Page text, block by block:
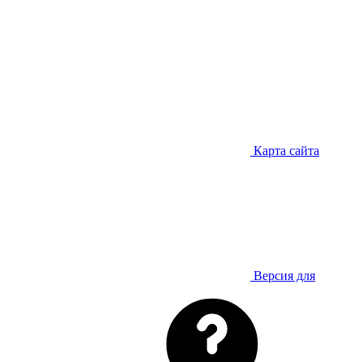
Карта сайта
Версия для